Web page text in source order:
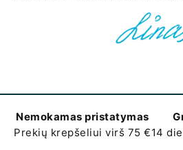
Nemokamas pristatymas
Prekių krepšeliui virš 75 €14